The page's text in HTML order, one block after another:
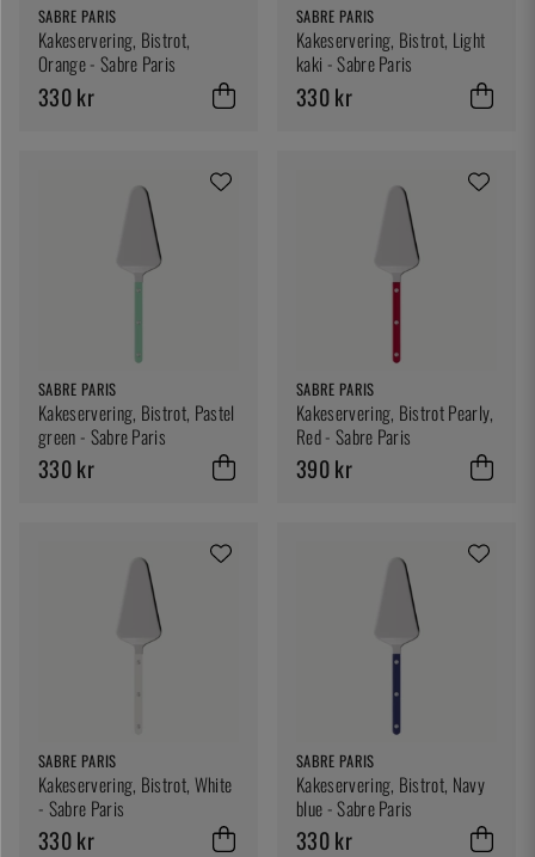
SABRE PARIS
Kakeservering, Bistrot,
Orange - Sabre Paris
330 kr
SABRE PARIS
Kakeservering, Bistrot, Light
kaki - Sabre Paris
330 kr
SABRE PARIS
Kakeservering, Bistrot, Pastel
green - Sabre Paris
330 kr
SABRE PARIS
Kakeservering, Bistrot Pearly,
Red - Sabre Paris
390 kr
SABRE PARIS
Kakeservering, Bistrot, White
- Sabre Paris
330 kr
SABRE PARIS
Kakeservering, Bistrot, Navy
blue - Sabre Paris
330 kr